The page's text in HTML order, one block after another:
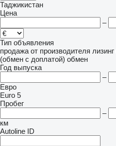
Таджикистан
Цена
–
Тип объявления
продажа от производителя лизинг
(обмен с доплатой) обмен
Год выпуска
–
Евро
Euro 5
Пробег
–
км
Autoline ID